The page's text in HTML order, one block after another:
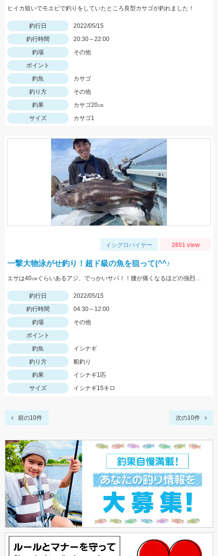
ヒイカ狙いでモエビで釣りをしていたところ良型カサゴが釣れました！
釣行日
2022/05/15
釣行時間
20:30～22:00
釣場
その他
ポイント
釣魚
カサゴ
釣り方
その他
釣果
カサゴ20㎝
サイズ
カサゴ1
イシグロバイヤー 2651 view
一撃大物泳がせ釣り！超ド級の魚を狙って(^^♪
エサは40㎝ぐらいあるアジ、でっかいサバ！！腰が痛くなるほどの強烈な引き、ロマンです。
釣行日
2022/05/15
釣行時間
04:30～12:00
釣場
その他
ポイント
釣魚
イシナギ
釣り方
船釣り
釣果
イシナギ1匹
サイズ
イシナギ15キロ
前の10件 次の10件